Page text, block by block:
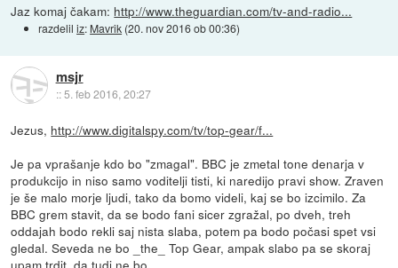
Jaz komaj čakam: http://www.theguardian.com/tv-and-radio...
razdeliliz: Mavrik (20. nov 2016 ob 00:36)
msjr
::5. feb 2016, 20:27
Jezus, http://www.digitalspy.com/tv/top-gear/f...
Je pa vprašanje kdo bo "zmagal". BBC je zmetal tone denarja v
produkcijo in niso samo voditelji tisti, ki naredijo pravi show. Zraven
je še malo morje ljudi, tako da bomo videli, kaj se bo izcimilo. Za
BBC grem stavit, da se bodo fani sicer zgražal, po dveh, treh
oddajah bodo rekli saj nista slaba, potem pa bodo počasi spet vsi
gledal. Seveda ne bo _the_ Top Gear, ampak slabo pa se skoraj
upam trdit, da tudi ne bo.